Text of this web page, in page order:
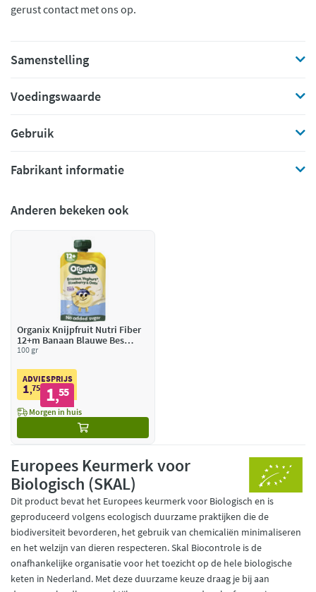
gerust contact met ons op.
Samenstelling
Voedingswaarde
Gebruik
Fabrikant informatie
Anderen bekeken ook
Organix Knijpfruit Nutri Fiber
12+m Banaan Blauwe Bes
Yoghurt BIO
100 gr
ADVIESPRIJS
1,75 1,55
Morgen in huis
Europees Keurmerk voor
Biologisch (SKAL)
Dit product bevat het Europees keurmerk voor Biologisch en is
geproduceerd volgens ecologisch duurzame praktijken die de
biodiversiteit bevorderen, het gebruik van chemicaliën minimaliseren
en het welzijn van dieren respecteren. Skal Biocontrole is de
onafhankelijke organisatie voor het toezicht op de hele biologische
keten in Nederland. Met deze duurzame keuze draag je bij aan